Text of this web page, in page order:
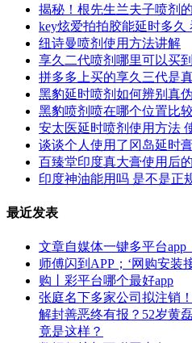
揭秘！根先生兰夫子喷剂
key炫爱拍拍胶能延时多久
纽诗曼喷剂使用方法讲解
享久二代喷剂哪里可以买
拼多多上买的享久三代是
黑豹延时喷剂如何辨别真
黑豹喷剂喷在哪个位置比
安太医延时喷剂使用方法
谈谈个人使用了冈岛延时
百臻堂印度真大膏使用后
印度神油能用吗 是不是正
最近发表
文章自媒体一键多平台app
师傅闪到APP；‘网购安装
购丨彩平台哪个最好app
张庭名下多家公司拟注销
解封善恶终有报？52岁黄
竟是这样？